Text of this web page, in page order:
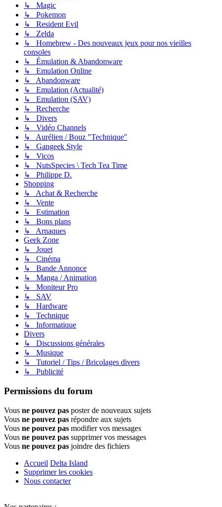
↳ Magic
↳ Pokemon
↳ Resident Evil
↳ Zelda
↳ Homebrew - Des nouveaux jeux pour nos vieilles
consoles
↳ Émulation & Abandonware
↳ Emulation Online
↳ Abandonware
↳ Emulation (Actualité)
↳ Emulation (SAV)
↳ Recherche
↳ Divers
↳ Vidéo Channels
↳ Aurélien / Bouz "Technique"
↳ Gangeek Style
↳ Vicos
↳ NutsSpecies \ Tech Tea Time
↳ Philippe D.
Shopping
↳ Achat & Recherche
↳ Vente
↳ Estimation
↳ Bons plans
↳ Arnaques
Geek Zone
↳ Jouet
↳ Cinéma
↳ Bande Annonce
↳ Manga / Animation
↳ Moniteur Pro
↳ SAV
↳ Hardware
↳ Technique
↳ Informatique
Divers
↳ Discussions générales
↳ Musique
↳ Tutoriel / Tips / Bricolages divers
↳ Publicité
Permissions du forum
Vous ne pouvez pas poster de nouveaux sujets
Vous ne pouvez pas répondre aux sujets
Vous ne pouvez pas modifier vos messages
Vous ne pouvez pas supprimer vos messages
Vous ne pouvez pas joindre des fichiers
Accueil Delta Island
Supprimer les cookies
Nous contacter